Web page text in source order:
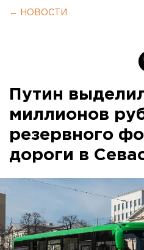
← НОВОСТИ
Путин
миллионов
резервного
дороги в